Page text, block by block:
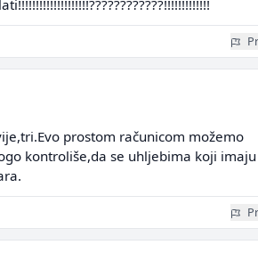
prostom računicom možemo
kontroliše,da se uhljebima koji imaju